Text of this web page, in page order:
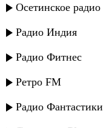
Осетинское радио
Радио Индия
Радио Фитнес
Ретро FM
Радио Фантастики
Амина - Может
Пазилат